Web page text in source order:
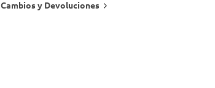
Cambios y Devoluciones